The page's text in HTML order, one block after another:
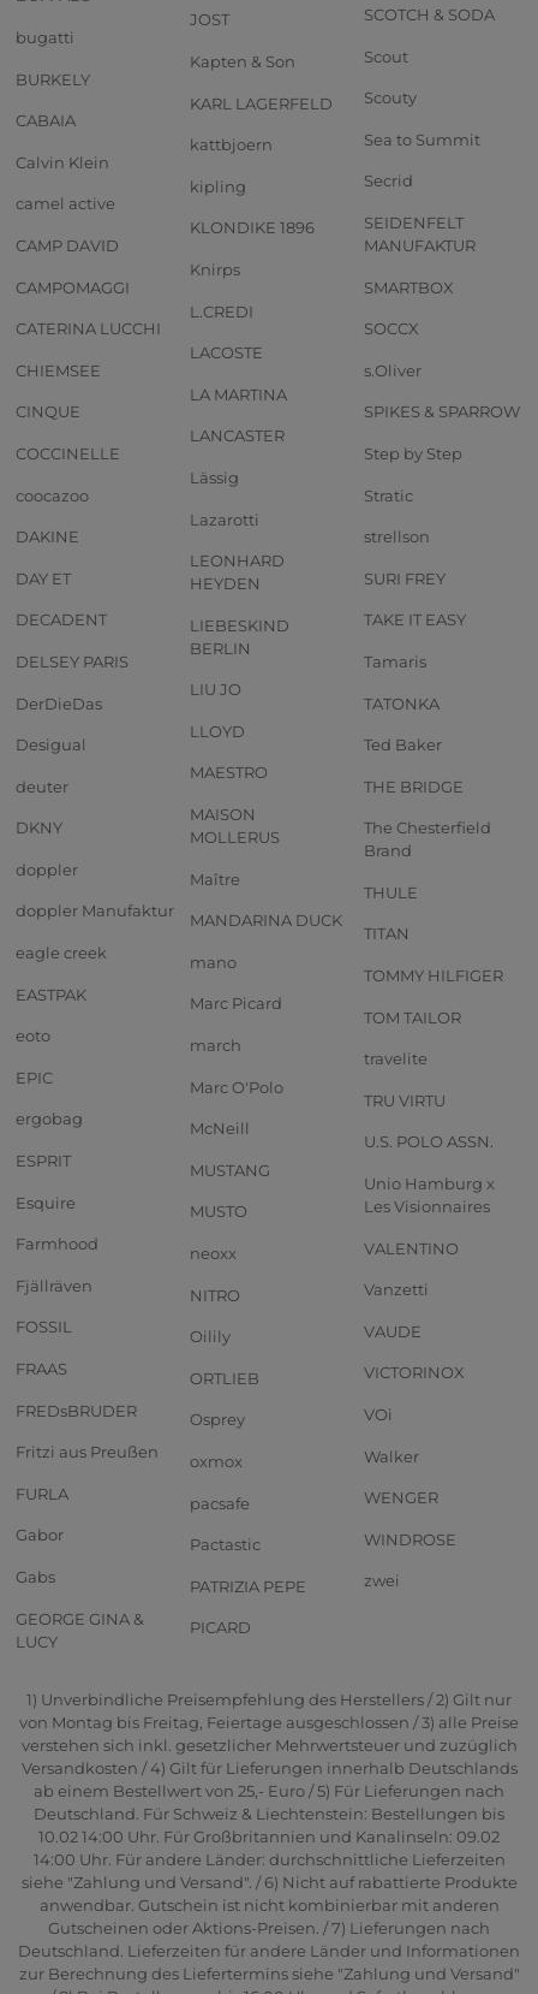
bugatti
BURKELY
CABAIA
Calvin Klein
camel active
CAMP DAVID
CAMPOMAGGI
CATERINA LUCCHI
CHIEMSEE
CINQUE
COCCINELLE
coocazoo
DAKINE
DAY ET
DECADENT
DELSEY PARIS
DerDieDas
Desigual
deuter
DKNY
doppler
doppler Manufaktur
eagle creek
EASTPAK
eoto
EPIC
ergobag
ESPRIT
Esquire
Farmhood
Fjällräven
FOSSIL
FRAAS
FREDsBRUDER
Fritzi aus Preußen
FURLA
Gabor
Gabs
GEORGE GINA &
LUCY
JOST
Kapten & Son
KARL LAGERFELD
kattbjoern
kipling
KLONDIKE 1896
Knirps
L.CREDI
LACOSTE
LA MARTINA
LANCASTER
Lässig
Lazarotti
LEONHARD
HEYDEN
LIEBESKIND
BERLIN
LIU JO
LLOYD
MAESTRO
MAISON
MOLLERUS
Maître
MANDARINA DUCK
mano
Marc Picard
march
Marc O'Polo
McNeill
MUSTANG
MUSTO
neoxx
NITRO
Oilily
ORTLIEB
Osprey
oxmox
pacsafe
Pactastic
PATRIZIA PEPE
PICARD
SCOTCH & SODA
Scout
Scouty
Sea to Summit
Secrid
SEIDENFELT
MANUFAKTUR
SMARTBOX
SOCCX
s.Oliver
SPIKES & SPARROW
Step by Step
Stratic
strellson
SURI FREY
TAKE IT EASY
Tamaris
TATONKA
Ted Baker
THE BRIDGE
The Chesterfield
Brand
THULE
TITAN
TOMMY HILFIGER
TOM TAILOR
travelite
TRU VIRTU
U.S. POLO ASSN.
Unio Hamburg x
Les Visionnaires
VALENTINO
Vanzetti
VAUDE
VICTORINOX
VOi
Walker
WENGER
WINDROSE
zwei
1) Unverbindliche Preisempfehlung des Herstellers / 2) Gilt nur
von Montag bis Freitag, Feiertage ausgeschlossen / 3) alle Preise
verstehen sich inkl. gesetzlicher Mehrwertsteuer und zuzüglich
Versandkosten / 4) Gilt für Lieferungen innerhalb Deutschlands
ab einem Bestellwert von 25,- Euro / 5) Für Lieferungen nach
Deutschland. Für Schweiz & Liechtenstein: Bestellungen bis
10.02 14:00 Uhr. Für Großbritannien und Kanalinseln: 09.02
14:00 Uhr. Für andere Länder: durchschnittliche Lieferzeiten
siehe "Zahlung und Versand". / 6) Nicht auf rabattierte Produkte
anwendbar. Gutschein ist nicht kombinierbar mit anderen
Gutscheinen oder Aktions-Preisen. / 7) Lieferungen nach
Deutschland. Lieferzeiten für andere Länder und Informationen
zur Berechnung des Liefertermins siehe "Zahlung und Versand"